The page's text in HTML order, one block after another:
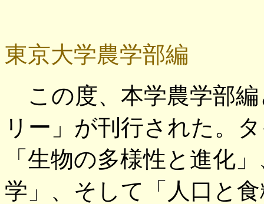
東京大学農学部編
この度、本学農学部
リー」が刊行された。
「生物の多様性と進化
学」、そして「人口と